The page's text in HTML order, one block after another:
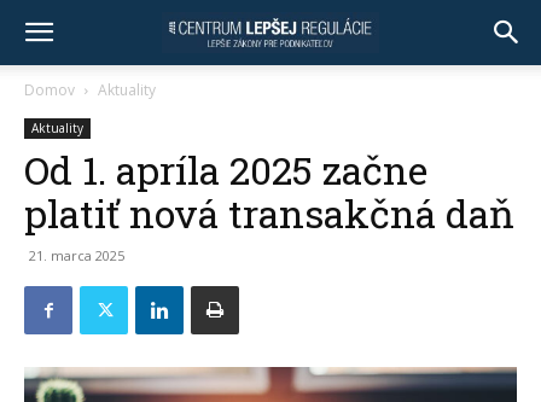
Domov Aktuality
Aktuality
Od 1. apríla 2025 začne
platiť nová transakčná daň
21. marca 2025